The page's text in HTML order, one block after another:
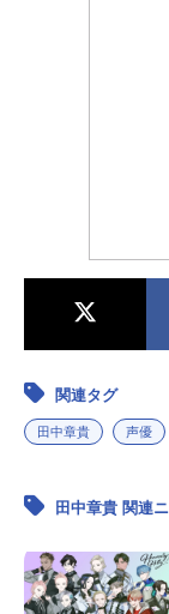
関連タグ
田中章貴 声優
田中章貴 関連